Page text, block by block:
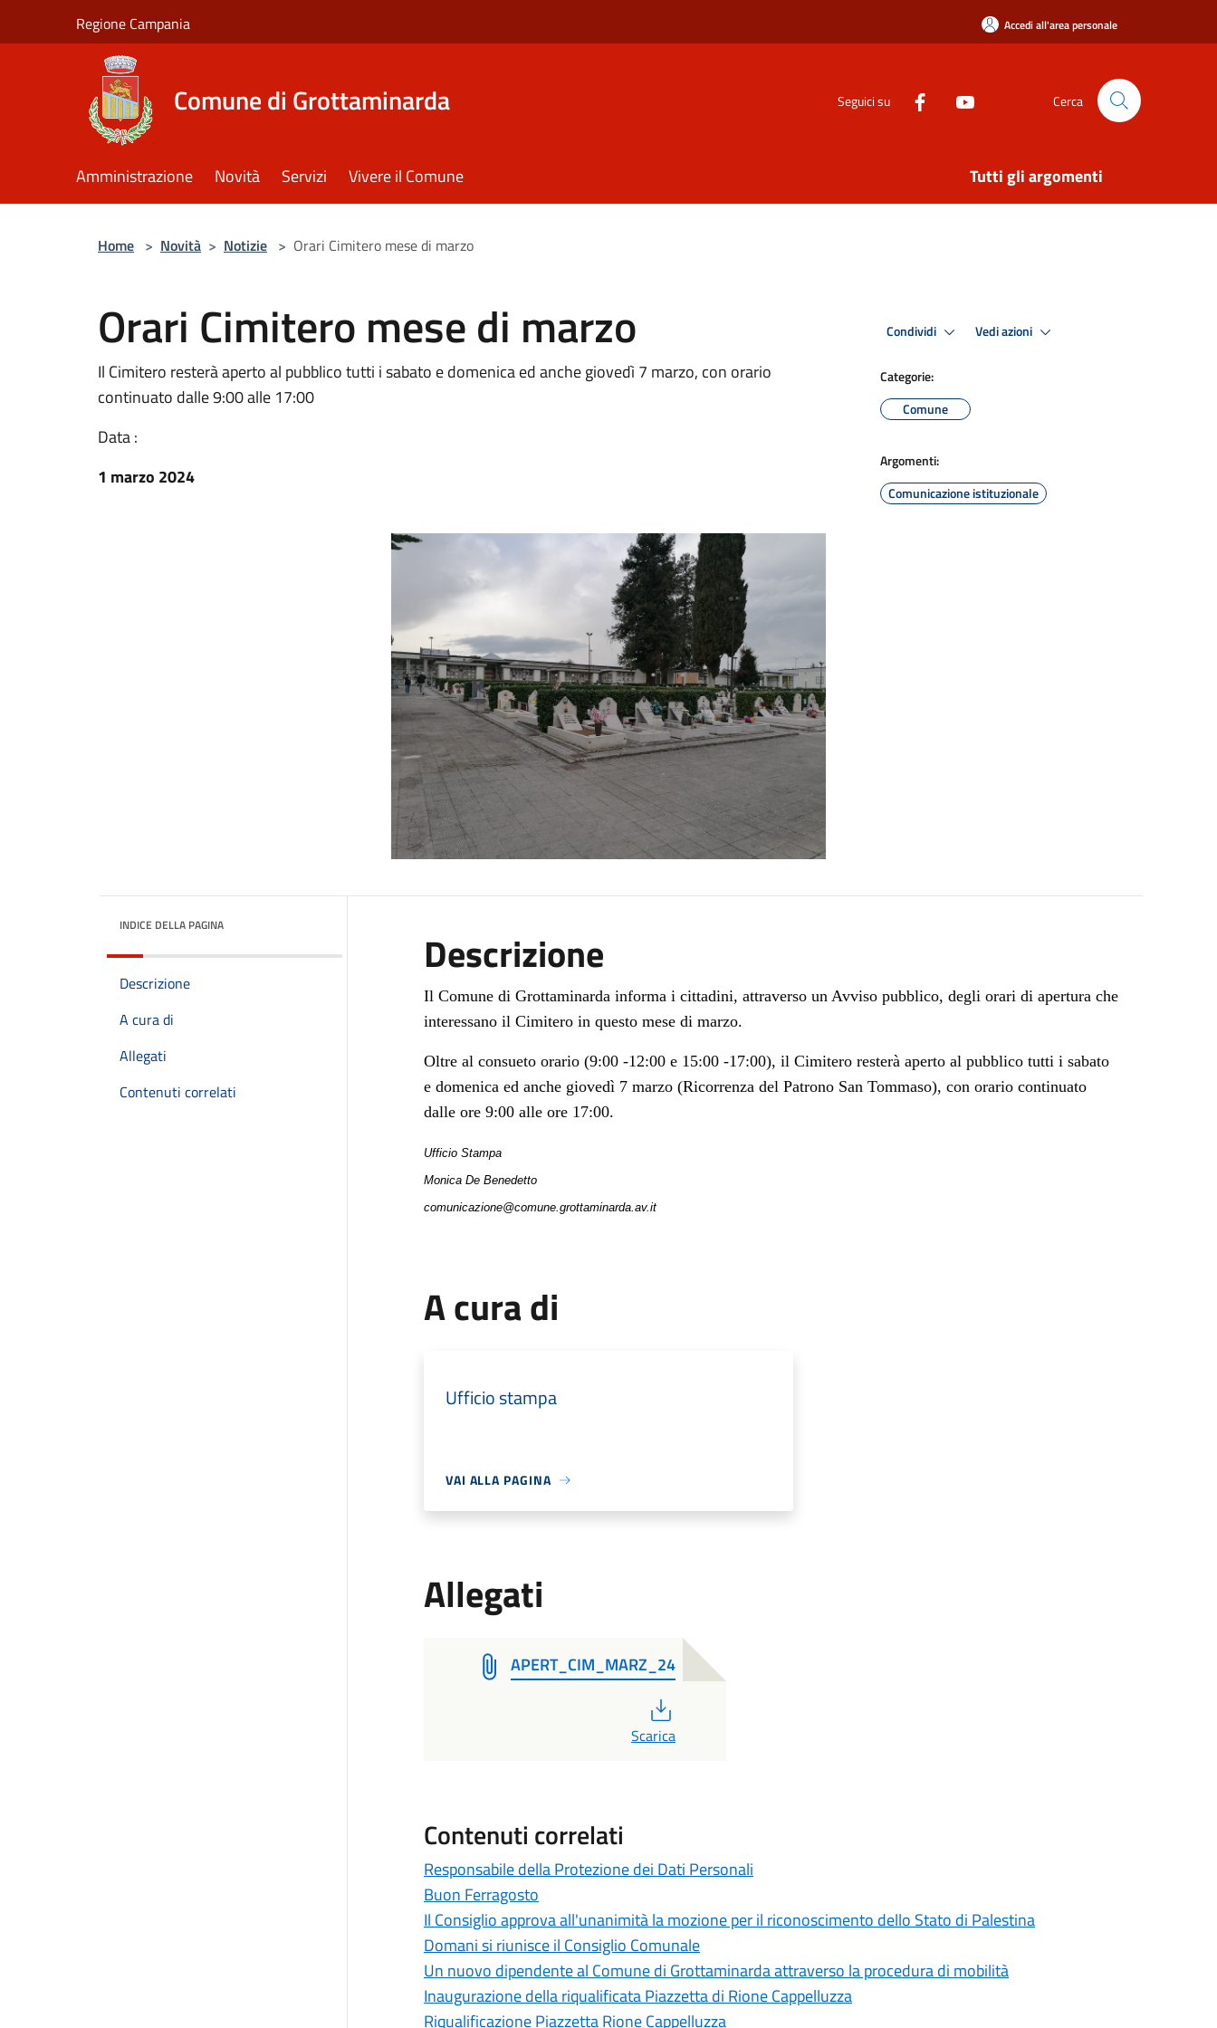
Regione Campania Accedi all'area personale
Comune di Grottaminarda Seguici su Cerca
Amministrazione Novità Servizi Vivere il Comune Tutti gli argomenti
Home > Novità > Notizie > Orari Cimitero mese di marzo
Orari Cimitero mese di marzo
Il Cimitero resterà aperto al pubblico tutti i sabato e domenica ed anche giovedì 7 marzo, con orario
continuato dalle 9:00 alle 17:00
Data :
1 marzo 2024
Condividi Vedi azioni
Categorie:
Comune
Argomenti:
Comunicazione istituzionale
INDICE DELLA PAGINA
Descrizione
A cura di
Allegati
Contenuti correlati
Descrizione
Il Comune di Grottaminarda informa i cittadini, attraverso un Avviso pubblico, degli orari di apertura che
interessano il Cimitero in questo mese di marzo.
Oltre al consueto orario (9:00 -12:00 e 15:00 -17:00), il Cimitero resterà aperto al pubblico tutti i sabato
e domenica ed anche giovedì 7 marzo (Ricorrenza del Patrono San Tommaso), con orario continuato
dalle ore 9:00 alle ore 17:00.
Ufficio Stampa
Monica De Benedetto
comunicazione@comune.grottaminarda.av.it
A cura di
Ufficio stampa
VAI ALLA PAGINA
Allegati
APERT_CIM_MARZ_24
Scarica
Contenuti correlati
Responsabile della Protezione dei Dati Personali
Buon Ferragosto
Il Consiglio approva all'unanimità la mozione per il riconoscimento dello Stato di Palestina
Domani si riunisce il Consiglio Comunale
Un nuovo dipendente al Comune di Grottaminarda attraverso la procedura di mobilità
Inaugurazione della riqualificata Piazzetta di Rione Cappelluzza
Riqualificazione Piazzetta Rione Cappelluzza